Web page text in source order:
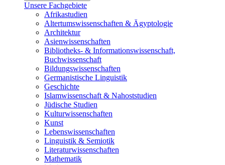
Unsere Fachgebiete
Afrikastudien
Altertumswissenschaften & Ägyptologie
Architektur
Asienwissenschaften
Bibliotheks- & Informationswissenschaft,
Buchwissenschaft
Bildungswissenschaften
Germanistische Linguistik
Geschichte
Islamwissenschaft & Nahoststudien
Jüdische Studien
Kulturwissenschaften
Kunst
Lebenswissenschaften
Linguistik & Semiotik
Literaturwissenschaften
Mathematik